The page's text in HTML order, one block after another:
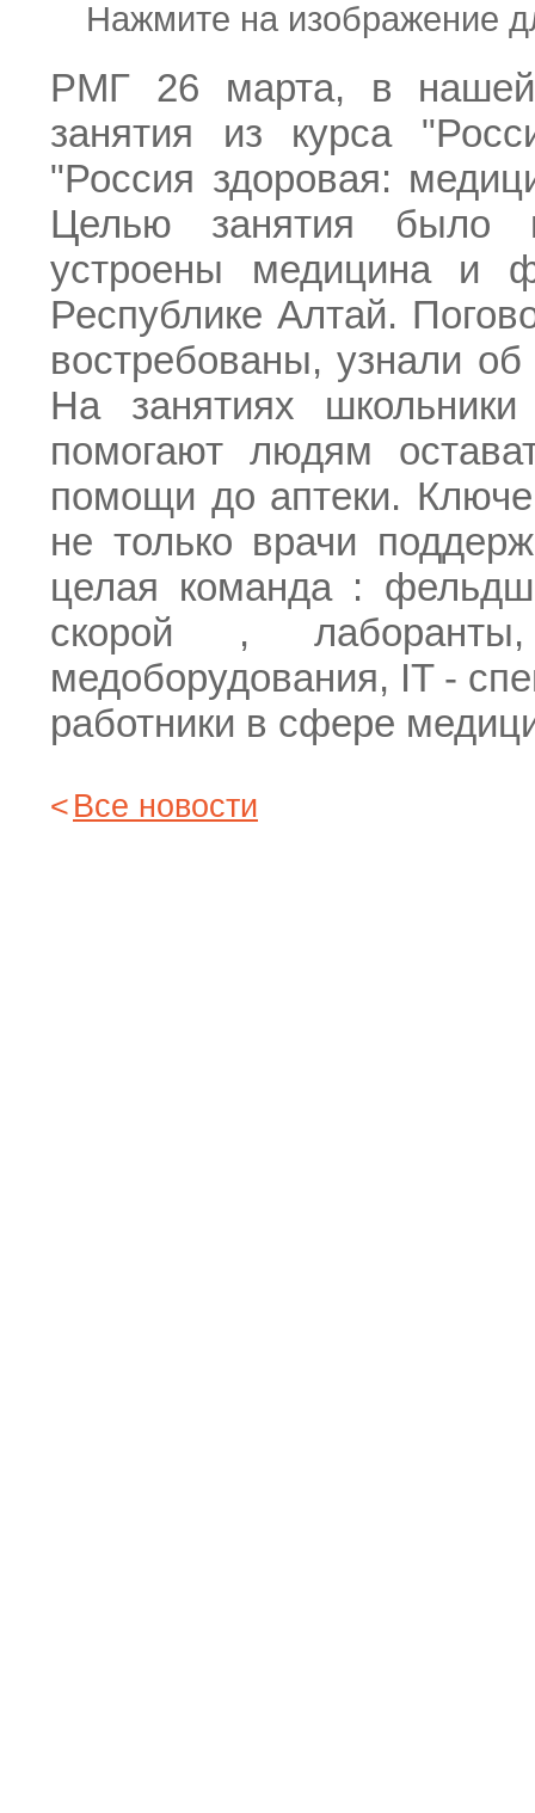
Нажмите на изображение
РМГ 26 марта, в
занятия из курса
"Россия здоровая:
Целью занятия было
устроены медицина и
Республике Алтай.
востребованы, узнали
На занятиях
помогают людям
помощи до аптеки.
не только врачи
целая команда :
скорой ,
медоборудования, IT -
работники в сфере
Все новости